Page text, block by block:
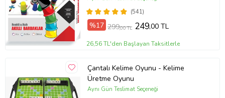
(541)
%17 299,00 TL 249,00 TL
26,56 TL'den Başlayan Taksitlerle
Çantalı Kelime Oyunu - Kelime
Üretme Oyunu
Aynı Gün Teslimat Seçeneği